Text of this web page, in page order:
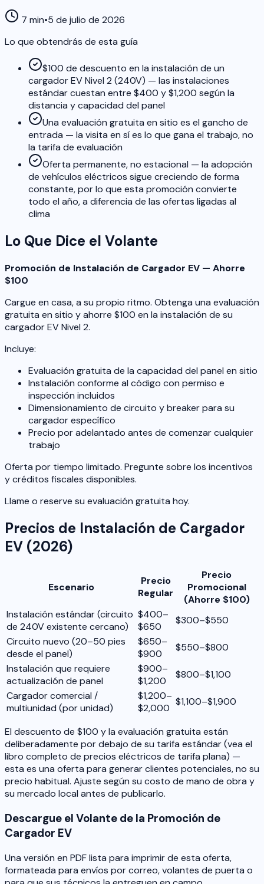
7 min•5 de julio de 2026
Lo que obtendrás de esta guía
$100 de descuento en la instalación de un
cargador EV Nivel 2 (240V) — las instalaciones
estándar cuestan entre $400 y $1,200 según la
distancia y capacidad del panel
Una evaluación gratuita en sitio es el gancho de
entrada — la visita en sí es lo que gana el trabajo, no
la tarifa de evaluación
Oferta permanente, no estacional — la adopción
de vehículos eléctricos sigue creciendo de forma
constante, por lo que esta promoción convierte
todo el año, a diferencia de las ofertas ligadas al
clima
Lo Que Dice el Volante
Promoción de Instalación de Cargador EV — Ahorre
$100
Cargue en casa, a su propio ritmo. Obtenga una evaluación
gratuita en sitio y ahorre $100 en la instalación de su
cargador EV Nivel 2.
Incluye:
Evaluación gratuita de la capacidad del panel en sitio
Instalación conforme al código con permiso e
inspección incluidos
Dimensionamiento de circuito y breaker para su
cargador específico
Precio por adelantado antes de comenzar cualquier
trabajo
Oferta por tiempo limitado. Pregunte sobre los incentivos
y créditos fiscales disponibles.
Llame o reserve su evaluación gratuita hoy.
Precios de Instalación de Cargador
EV (2026)
Escenario
Precio
Regular
Precio
Promocional
(Ahorre $100)
Instalación estándar (circuito
de 240V existente cercano)
$400–
$650
$300–$550
Circuito nuevo (20–50 pies
desde el panel)
$650–
$900
$550–$800
Instalación que requiere
actualización de panel
$900–
$1,200
$800–$1,100
Cargador comercial /
multiunidad (por unidad)
$1,200–
$2,000
$1,100–$1,900
El descuento de $100 y la evaluación gratuita están
deliberadamente por debajo de su tarifa estándar (vea el
libro completo de precios eléctricos de tarifa plana) —
esta es una oferta para generar clientes potenciales, no su
precio habitual. Ajuste según su costo de mano de obra y
su mercado local antes de publicarlo.
Descargue el Volante de la Promoción de
Cargador EV
Una versión en PDF lista para imprimir de esta oferta,
formateada para envíos por correo, volantes de puerta o